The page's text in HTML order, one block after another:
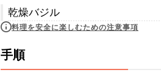
乾燥バジル
料理を安全に楽しむための注意事項
手順